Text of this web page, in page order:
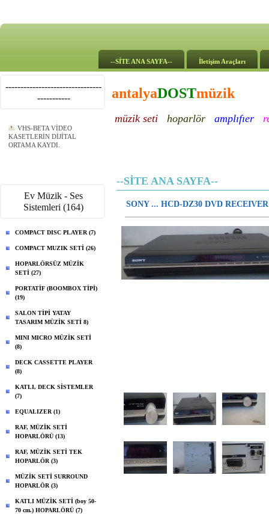
--SİTE ANA SAYFA-- İletişim Araçları
--------------------------------
-----------
VHS-BETA VİDEO
KASETLERİN DİJİTAL
ORTAMA KAYDI.
Ev Müzik - Ses
Sistemleri (164)
COMPACT DISC PLAYER (7)
COMPACT MUZIK SETİ (26)
HOPARLÖRSÜZ MÜZİK
SETİ (27)
PORTATİF (BOOMBOX TİPİ)
(19)
SALON TİPİ YATAY
TASARIM MÜZİK SETİ 8)
MINI MICRO MÜZİK SETİ
(8)
DECK CASSETTE PLAYER
(8)
KATLI, DECK SİSTEMLER
(7)
EQUALIZER (1)
RAF, MÜZİK SETİ
HOPARLÖRÜ (13)
RAF, MÜZİK SETİ TEK
HOPARLÖR (3)
MÜZİK SETİ SURROUND
HOPARLÖR (3)
KATLI MÜZİK SETİ (boy 50-
70 cm.) HOPARLÖRÜ (7)
antalyaDOSTmüzik
müzik seti hoparlör amplıfıer
--SİTE ANA SAYFA--
SONY ... HCD-DZ30 DVD RECEIVER